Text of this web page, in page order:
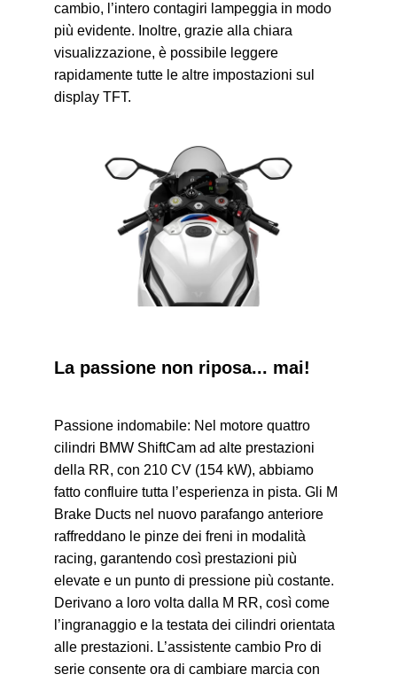
cambio, l’intero contagiri lampeggia in modo
più evidente. Inoltre, grazie alla chiara
visualizzazione, è possibile leggere
rapidamente tutte le altre impostazioni sul
display TFT.
La passione non riposa... mai!
Passione indomabile: Nel motore quattro
cilindri BMW ShiftCam ad alte prestazioni
della RR, con 210 CV (154 kW), abbiamo
fatto confluire tutta l’esperienza in pista. Gli M
Brake Ducts nel nuovo parafango anteriore
raffreddano le pinze dei freni in modalità
racing, garantendo così prestazioni più
elevate e un punto di pressione più costante.
Derivano a loro volta dalla M RR, così come
l’ingranaggio e la testata dei cilindri orientata
alle prestazioni. L’assistente cambio Pro di
serie consente ora di cambiare marcia con